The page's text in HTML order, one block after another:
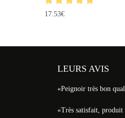
17.53€
LEURS AVIS
«Peignoir très bon
«Très satisfait,